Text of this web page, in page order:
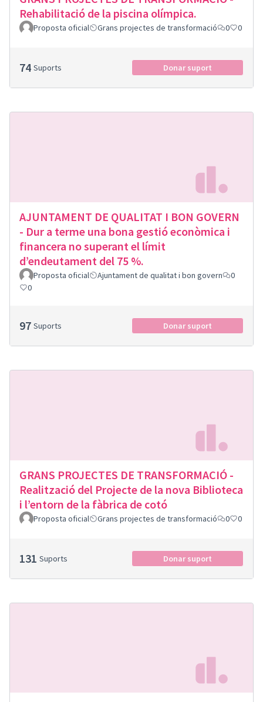
Rehabilitació de la piscina olímpica.
Proposta oficial Grans projectes de transformació 0 0
74 Suports Donar suport
AJUNTAMENT DE QUALITAT I BON GOVERN
- Dur a terme una bona gestió econòmica i
financera no superant el límit
d’endeutament del 75 %.
Proposta oficial Ajuntament de qualitat i bon govern
0
0
97 Suports Donar suport
GRANS PROJECTES DE TRANSFORMACIÓ -
Realització del Projecte de la nova Biblioteca
i l’entorn de la fàbrica de cotó
Proposta oficial Grans projectes de transformació 0 0
131 Suports Donar suport